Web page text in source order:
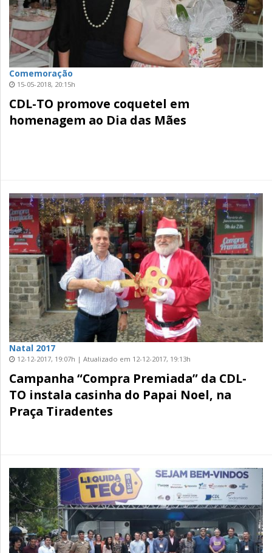
Comemoração
15-05-2018, 20:15h
CDL-TO promove coquetel em
homenagem ao Dia das Mães
Natal 2017
12-12-2017, 19:07h | Atualizado em 12-12-2017, 19:13h
Campanha “Compra Premiada” da CDL-
TO instala casinha do Papai Noel, na
Praça Tiradentes